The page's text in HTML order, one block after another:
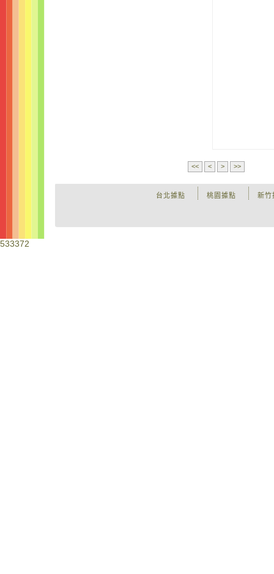
<< < > >>
新竹
桃園據點
台北據點
533372